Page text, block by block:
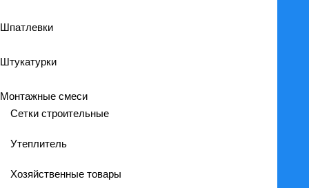
Шпатлевки
Штукатурки
Монтажные смеси
Сетки строительные
Утеплитель
Хозяйственные товары